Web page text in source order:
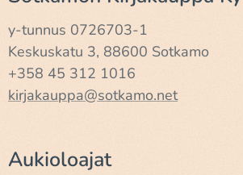
y-tunnus 0726703-1
Keskuskatu 3, 88600 Sotkamo
+358 45 312 1016
kirjakauppa@sotkamo.net
Aukioloajat